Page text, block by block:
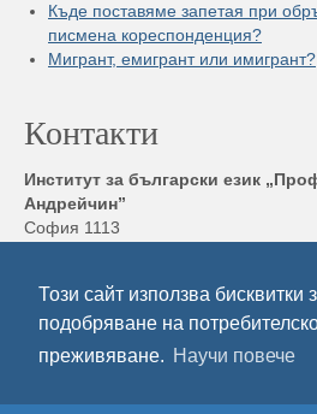
Този сайт използва бисквитки
подобряване на
преживяване. Научи повече
Къде поставяме запетая при
писмена кореспонденция?
Мигрант, емигрант или имигрант?
Контакти
Институт за български език
Андрейчин”
София 1113
Електронна поща:ibl@ibl.bas.bg